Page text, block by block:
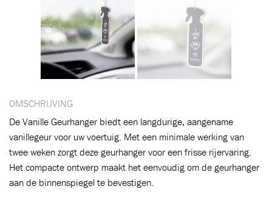
OMSCHRIJVING
De Vanille Geurhanger biedt een langdurige, aangename
vanillegeur voor uw voertuig. Met een minimale werking van
twee weken zorgt deze geurhanger voor een frisse rijervaring.
Het compacte ontwerp maakt het eenvoudig om de geurhanger
aan de binnenspiegel te bevestigen.
Toegevoegd aan winkelwagen